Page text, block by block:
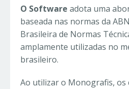
O Software adota uma
baseada nas normas da
Brasileira de Normas
amplamente utilizadas no
brasileiro.
Ao utilizar o Monografis, os